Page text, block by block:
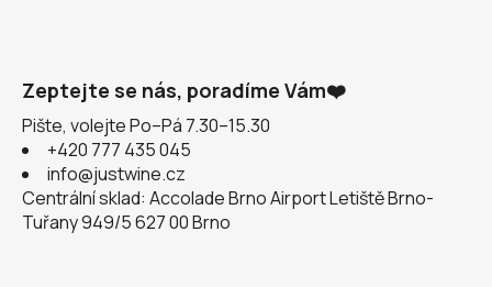
Zeptejte se nás, poradíme Vám❤️
Pište, volejte Po–Pá 7.30–15.30
+420 777 435 045
info@justwine.cz
Centrální sklad: Accolade Brno Airport Letiště Brno-
Tuřany 949/5 627 00 Brno